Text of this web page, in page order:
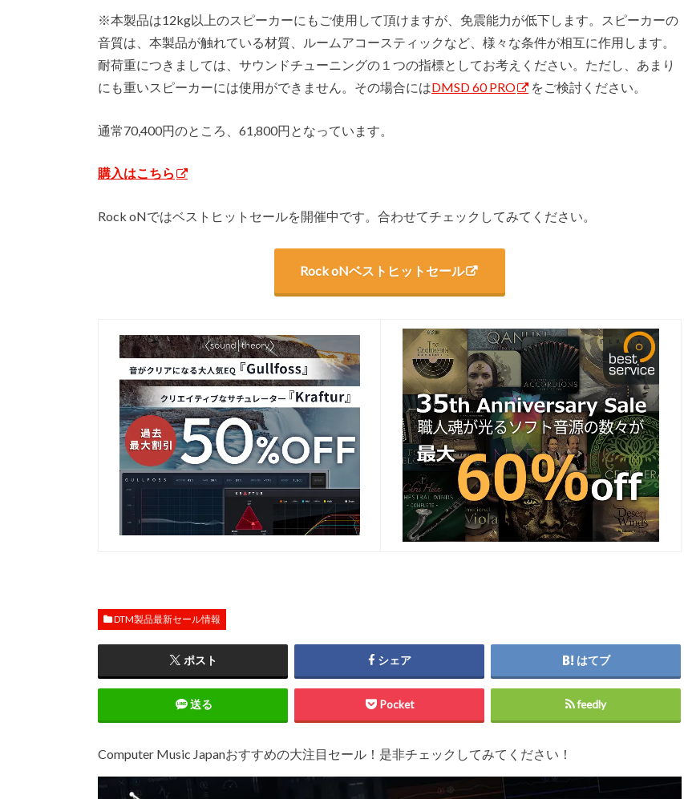
※本製品は12kg以上のスピーカーにもご使用して頂けますが、免震能力が低下します。スピーカーの
音質は、本製品が触れている材質、ルームアコースティックなど、様々な条件が相互に作用します。
耐荷重につきましては、サウンドチューニングの１つの指標としてお考えください。ただし、あまり
にも重いスピーカーには使用ができません。その場合にはDMSD 60 PRO をご検討ください。
通常70,400円のところ、61,800円となっています。
購入はこちら
Rock oNではベストヒットセールを開催中です。合わせてチェックしてみてください。
Rock oNベストヒットセール
DTM製品最新セール情報
ポスト シェア はてブ
送る Pocket feedly
Computer Music Japanおすすめの大注目セール！是非チェックしてみてください！